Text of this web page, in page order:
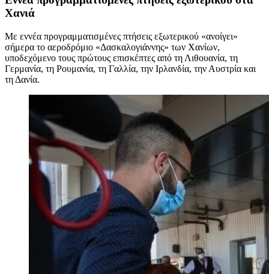
Χανιά
Με εννέα προγραμματισμένες πτήσεις εξωτερικού «ανοίγει»
σήμερα το αεροδρόμιο «Δασκαλογιάννης» των Χανίων,
υποδεχόμενο τους πρώτους επισκέπτες από τη Λιθουανία, τη
Γερμανία, τη Ρουμανία, τη Γαλλία, την Ιρλανδία, την Αυστρία και
τη Δανία.